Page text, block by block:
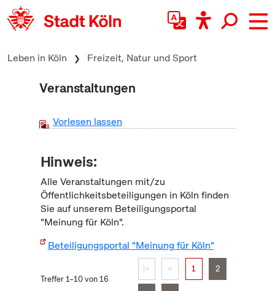
zum Inhalt springen
Leben in Köln Freizeit, Natur und Sport
Veranstaltungen
Vorlesen lassen
Hinweis:
Alle Veranstaltungen mit/zu
Öffentlichkeitsbeteiligungen in Köln finden
Sie auf unserem Beteiligungsportal
"Meinung für Köln".
Beteiligungsportal "Meinung für Köln"
Treffer 1–10 von 16
|< < 1 2